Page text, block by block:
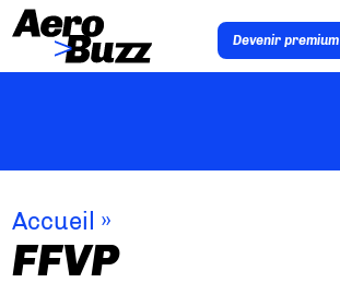
Devenir premium
Accueil »
FFVP